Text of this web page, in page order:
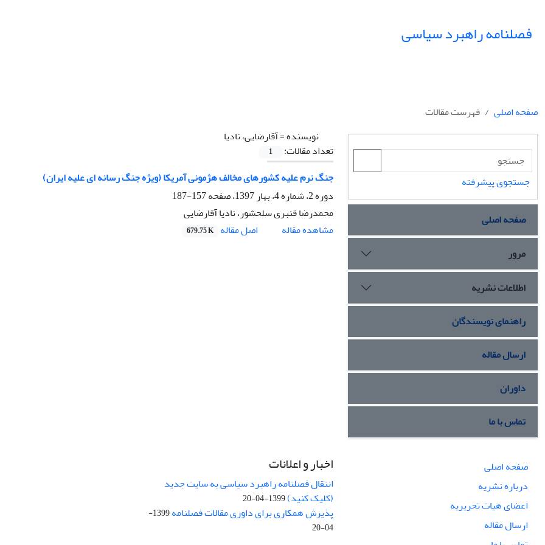
فصلنامه راهبرد سیاسی
صفحه اصلی
فهرست مقالات
نویسنده =آقارضایی، نادیا
تعداد مقالات:
1
جنگ نرم علیه کشورهای مخالف هژمونی آمریکا (ویژه جنگ رسانه ای علیه ایران)
دوره 2، شماره 4، بهار 1397، صفحه
157-187
محمدرضا قنبری سلحشور، نادیا آقارضایی
مشاهده مقاله
اصل مقاله 679.75 K
جستجوی پیشرفته
صفحه اصلی
مرور
اطلاعات نشریه
راهنمای نویسندگان
ارسال مقاله
داوران
تماس با ما
صفحه اصلی
درباره نشریه
اعضای هیات تحریریه
ارسال مقاله
اخبار و اعلانات
انتقال فصلنامه راهبرد سیاسی به سایت جدید
(کلیک کنید)1399-04-20
پذیرش همکاری برای داوری مقالات فصلنامه
1399-
04-20